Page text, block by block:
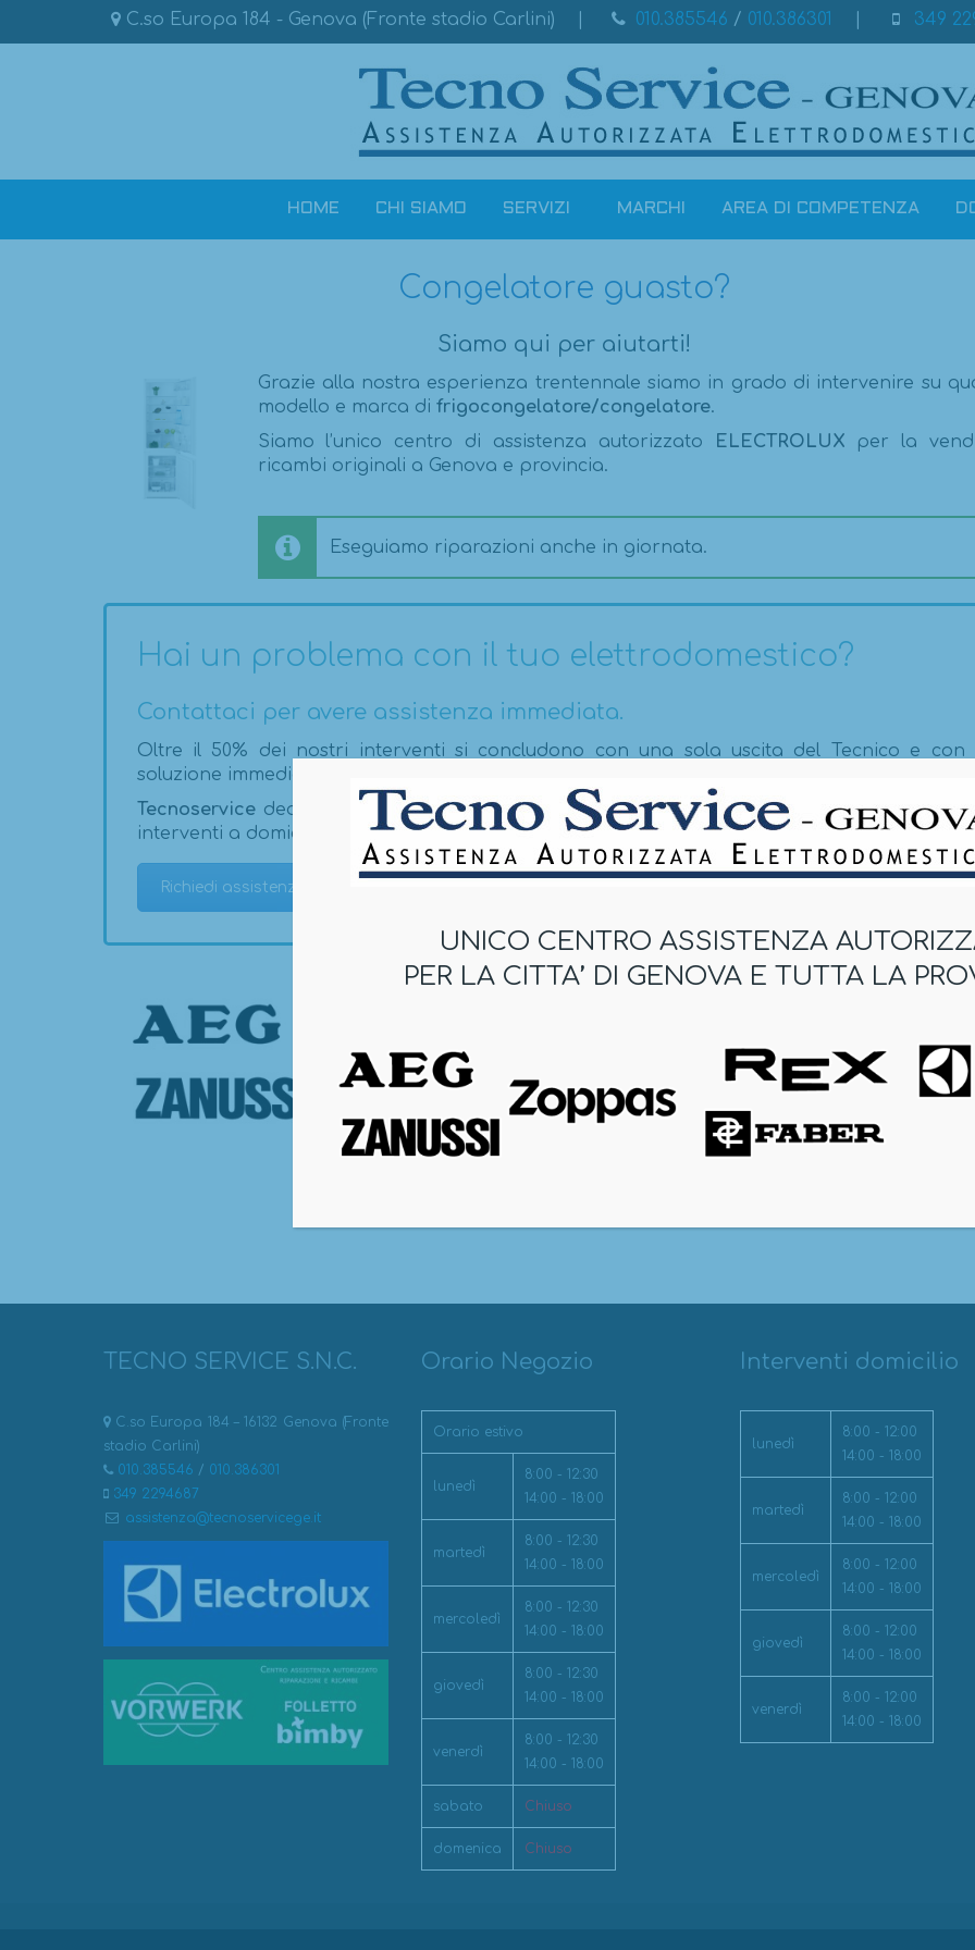
C.so Europa 184 - Genova (Fronte stadio Carlini) 010.385546 / 010.386301 349
HOME CHI SIAMO SERVIZI MARCHI AREA DI COMPETENZA
Congelatore guasto?
Siamo qui per aiutarti!
Grazie alla nostra esperienza trentennale siamo in grado di intervenire su
modello e marca di frigocongelatore/congelatore.
Siamo l’unico centro di assistenza autorizzato
ELECTROLUX per la
ricambi originali a Genova e provincia.
Eseguiamo riparazioni anche in giornata.
Hai un problema con il tuo elettrodomestico?
Contattaci per avere assistenza immediata.
Oltre il 50% dei nostri interventi si concludono con una sola uscita del Tecnico e con
soluzione immediata del problema.
Tecnoservice dedica inoltre anche speciali sconti del 20% sui ricambi originali utilizzati
interventi a domicilio.
Richiedi assistenza
TECNO SERVICE S.N.C.
C.so Europa 184 – 16132 Genova (Fronte
stadio Carlini)
010.385546 / 010.386301
349 2294687
assistenza@tecnoservicege.it
Orario Negozio
Orario estivo
lunedì
8:00 - 12:30
14:00 - 18:00
martedì
8:00 - 12:30
14:00 - 18:00
mercoledì
8:00 - 12:30
14:00 - 18:00
giovedì
8:00 - 12:30
14:00 - 18:00
venerdì
8:00 - 12:30
14:00 - 18:00
sabato Chiuso
domenica Chiuso
Interventi domicilio
lunedì
8:00 - 12:00
14:00 - 18:00
martedì
8:00 - 12:00
14:00 - 18:00
mercoledì
8:00 - 12:00
14:00 - 18:00
giovedì
8:00 - 12:00
14:00 - 18:00
venerdì
8:00 - 12:00
14:00 - 18:00
UNICO CENTRO ASSISTENZA
PER LA CITTA’ DI GENOVA E TUTTA LA